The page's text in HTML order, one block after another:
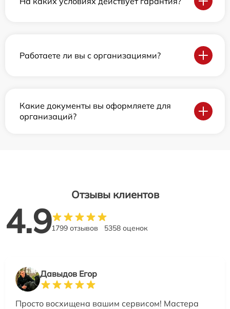
Работаете ли вы с организациями?
Какие документы вы оформляете для
организаций?
Отзывы клиентов
4.91799 отзывов 5358 оценок
Давыдов Егор
Просто восхищена вашим сервисом! Мастера